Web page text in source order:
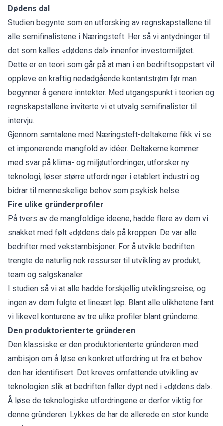
Dødens dal
Studien begynte som en utforsking av regnskapstallene til
alle semifinalistene i Næringsteft. Her så vi antydninger til
det som kalles «dødens dal» innenfor investormiljøet.
Dette er en teori som går på at man i en bedriftsoppstart vil
oppleve en kraftig nedadgående kontantstrøm før man
begynner å genere inntekter. Med utgangspunkt i teorien og
regnskapstallene inviterte vi et utvalg semifinalister til
intervju.
Gjennom samtalene med Næringsteft-deltakerne fikk vi se
et imponerende mangfold av idéer. Deltakerne kommer
med svar på klima- og miljøutfordringer, utforsker ny
teknologi, løser større utfordringer i etablert industri og
bidrar til menneskelige behov som psykisk helse.
Fire ulike gründerprofiler
På tvers av de mangfoldige ideene, hadde flere av dem vi
snakket med følt «dødens dal» på kroppen. De var alle
bedrifter med vekstambisjoner. For å utvikle bedriften
trengte de naturlig nok ressurser til utvikling av produkt,
team og salgskanaler.
I studien så vi at alle hadde forskjellig utviklingsreise, og
ingen av dem fulgte et lineært løp. Blant alle ulikhetene fant
vi likevel konturene av tre ulike profiler blant gründerne.
Den produktorienterte gründeren
Den klassiske er den produktorienterte gründeren med
ambisjon om å løse en konkret utfordring ut fra et behov
den har identifisert. Det kreves omfattende utvikling av
teknologien slik at bedriften faller dypt ned i «dødens dal».
Å løse de teknologiske utfordringene er derfor viktig for
denne gründeren. Lykkes de har de allerede en stor kunde